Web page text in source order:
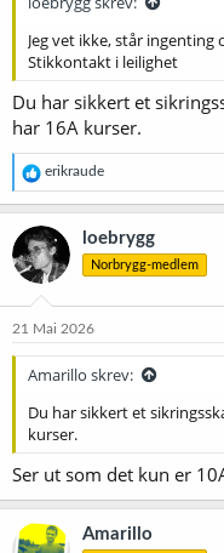
Jeg vet ikke, står ingenting
Stikkontakt i leilighet
Du har sikkert et
har 16A kurser.
R
e
a
k
s
j
o
e
erikraude
loebrygg
Norbrygg-medlem
21 Mai 2026
Amarillo skrev:
Du har sikkert et
kurser.
Ser ut som det kun er
Amarillo